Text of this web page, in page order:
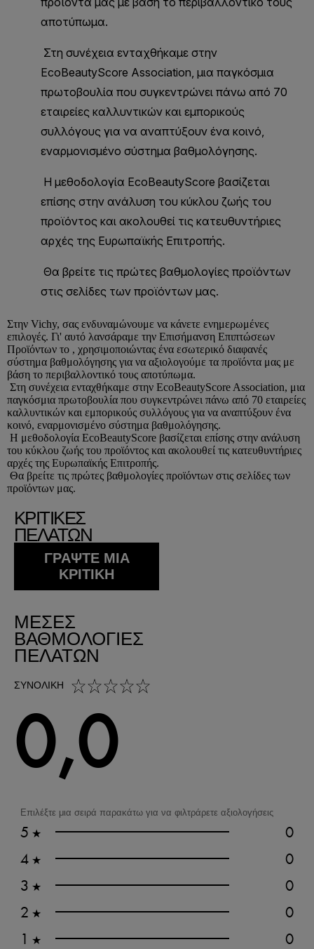
Στην Vichy, σας ενδυναμώνουμε να κάνετε ενημερωμένες
επιλογές. Γι' αυτό λανσάραμε την Επισήμανση Επιπτώσεων
Προϊόντων το , χρησιμοποιώντας ένα εσωτερικό διαφανές
σύστημα βαθμολόγησης για να αξιολογούμε τα προϊόντα μας με
βάση το περιβαλλοντικό τους αποτύπωμα.
Στη συνέχεια ενταχθήκαμε στην EcoBeautyScore Association, μια
παγκόσμια πρωτοβουλία που συγκεντρώνει πάνω από 70 εταιρείες
καλλυντικών και εμπορικούς συλλόγους για να αναπτύξουν ένα
κοινό, εναρμονισμένο σύστημα βαθμολόγησης.
Η μεθοδολογία EcoBeautyScore βασίζεται επίσης στην ανάλυση
του κύκλου ζωής του προϊόντος και ακολουθεί τις κατευθυντήριες
αρχές της Ευρωπαϊκής Επιτροπής.
Θα βρείτε τις πρώτες βαθμολογίες προϊόντων στις σελίδες των
προϊόντων μας.
ΚΡΙΤΙΚΕΣ
ΠΕΛΑΤΩΝ
ΓΡΆΨΤΕ ΜΙΑ
ΚΡΙΤΙΚΉ
Επιλέξτε μια σειρά παρακάτω για να φιλτράρετε αξιολογήσεις
5 ★
0
4 ★
0
3 ★
0
2 ★
0
1 ★ 0
ΜΈΣΕΣ
ΒΑΘΜΟΛΟΓΊΕΣ
ΠΕΛΑΤΏΝ
ΣΥΝΟΛΙΚΉ
0,0 out of 5 stars
0,0